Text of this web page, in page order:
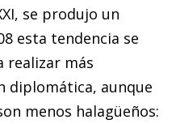
, se produjo un
esta tendencia se
realizar más
diplomática, aunque
menos halagüeños: